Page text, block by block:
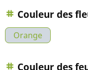
Couleur des
Orange
Couleur des